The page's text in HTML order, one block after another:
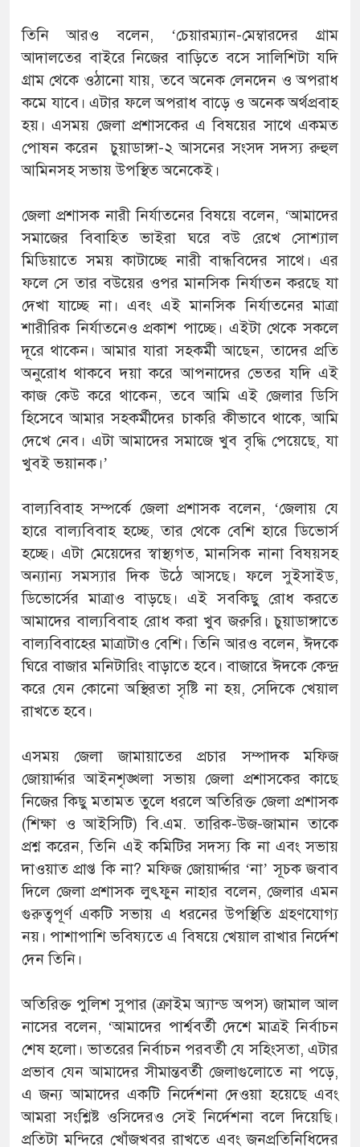
তিনি আরও বলেন, ‘চেয়ারম্যান-মেম্বারদের গ্রাম
আদালতের বাইরে নিজের বাড়িতে বসে সালিশিটা যদি
গ্রাম থেকে ওঠানো যায়, তবে অনেক লেনদেন ও অপরাধ
কমে যাবে। এটার ফলে অপরাধ বাড়ে ও অনেক অর্থপ্রবাহ
হয়। এসময় জেলা প্রশাসকের এ বিষয়ের সাথে একমত
পোষন করেন চুয়াডাঙ্গা-২ আসনের সংসদ সদস্য রুহুল
আমিনসহ সভায় উপস্থিত অনেকেই।
জেলা প্রশাসক নারী নির্যাতনের বিষয়ে বলেন, ‘আমাদের
সমাজের বিবাহিত ভাইরা ঘরে বউ রেখে সোশ্যাল
মিডিয়াতে সময় কাটাচ্ছে নারী বান্ধবিদের সাথে। এর
ফলে সে তার বউয়ের ওপর মানসিক নির্যাতন করছে যা
দেখা যাচ্ছে না। এবং এই মানসিক নির্যাতনের মাত্রা
শারীরিক নির্যাতনেও প্রকাশ পাচ্ছে। এইটা থেকে সকলে
দূরে থাকেন। আমার যারা সহকর্মী আছেন, তাদের প্রতি
অনুরোধ থাকবে দয়া করে আপনাদের ভেতর যদি এই
কাজ কেউ করে থাকেন, তবে আমি এই জেলার ডিসি
হিসেবে আমার সহকর্মীদের চাকরি কীভাবে থাকে, আমি
দেখে নেব। এটা আমাদের সমাজে খুব বৃদ্ধি পেয়েছে, যা
খুবই ভয়ানক।’
বাল্যবিবাহ সম্পর্কে জেলা প্রশাসক বলেন, ‘জেলায় যে
হারে বাল্যবিবাহ হচ্ছে, তার থেকে বেশি হারে ডিভোর্স
হচ্ছে। এটা মেয়েদের স্বাস্থ্যগত, মানসিক নানা বিষয়সহ
অন্যান্য সমস্যার দিক উঠে আসছে। ফলে সুইসাইড,
ডিভোর্সের মাত্রাও বাড়ছে। এই সবকিছু রোধ করতে
আমাদের বাল্যবিবাহ রোধ করা খুব জরুরি। চুয়াডাঙ্গাতে
বাল্যবিবাহের মাত্রাটাও বেশি। তিনি আরও বলেন, ঈদকে
ঘিরে বাজার মনিটারিং বাড়াতে হবে। বাজারে ঈদকে কেন্দ্র
করে যেন কোনো অস্থিরতা সৃষ্টি না হয়, সেদিকে খেয়াল
রাখতে হবে।
এসময় জেলা জামায়াতের প্রচার সম্পাদক মফিজ
জোয়ার্দ্দার আইনশৃঙ্খলা সভায় জেলা প্রশাসকের কাছে
নিজের কিছু মতামত তুলে ধরলে অতিরিক্ত জেলা প্রশাসক
(শিক্ষা ও আইসিটি) বি.এম. তারিক-উজ-জামান তাকে
প্রশ্ন করেন, তিনি এই কমিটির সদস্য কি না এবং সভায়
দাওয়াত প্রাপ্ত কি না? মফিজ জোয়ার্দ্দার ‘না’ সূচক জবাব
দিলে জেলা প্রশাসক লুৎফুন নাহার বলেন, জেলার এমন
গুরুত্বপূর্ণ একটি সভায় এ ধরনের উপস্থিতি গ্রহণযোগ্য
নয়। পাশাপাশি ভবিষ্যতে এ বিষয়ে খেয়াল রাখার নির্দেশ
দেন তিনি।
অতিরিক্ত পুলিশ সুপার (ক্রাইম অ্যান্ড অপস) জামাল আল
নাসের বলেন, ‘আমাদের পার্শ্ববর্তী দেশে মাত্রই নির্বাচন
শেষ হলো। ভাতরের নির্বাচন পরবর্তী যে সহিংসতা, এটার
প্রভাব যেন আমাদের সীমান্তবর্তী জেলাগুলোতে না পড়ে,
এ জন্য আমাদের একটি নির্দেশনা দেওয়া হয়েছে এবং
আমরা সংশ্লিষ্ট ওসিদেরও সেই নির্দেশনা বলে দিয়েছি।
প্রতিটা মন্দিরে খোঁজখবর রাখতে এবং জনপ্রতিনিধিদের